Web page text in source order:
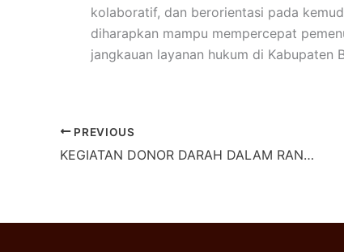
kolaboratif, dan berorientasi pada
diharapkan mampu mempercepat
jangkauan layanan hukum di Kabupaten
PREVIOUS
KEGIATAN DONOR DARAH DALAM RANGKA HUT IKAHI KE-73 TAHUN 2026